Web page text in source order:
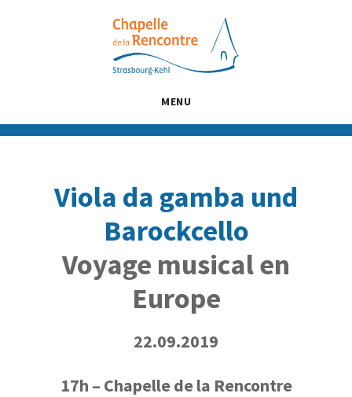
MENU
Viola da gamba und
Barockcello
Voyage musical en
Europe
22.09.2019
17h – Chapelle de la Rencontre